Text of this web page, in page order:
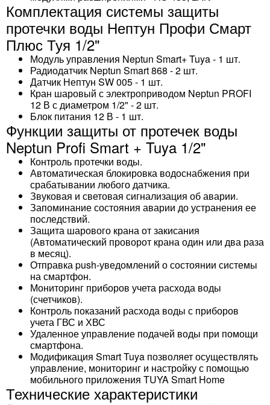
Комплектация системы защиты
протечки воды Нептун Профи Смарт
Плюс Туя 1/2"
Модуль управления Neptun Smart+ Tuya - 1 шт.
Радиодатчик Neptun Smart 868 - 2 шт.
Датчик Нептун SW 005 - 1 шт.
Кран шаровый с электроприводом Neptun PROFI
12 В с диаметром 1/2" - 2 шт.
Блок питания 12 В - 1 шт.
Функции защиты от протечек воды
Neptun Profi Smart + Tuya 1/2"
Контроль протечки воды.
Автоматическая блокировка водоснабжения при
срабатывании любого датчика.
Звуковая и световая сигнализация об аварии.
Запоминание состояния аварии до устранения ее
последствий.
Защита шарового крана от закисания
(Автоматический проворот крана один или два раза
в месяц).
Отправка push-уведомлений о состоянии системы
на смартфон.
Мониторинг приборов учета расхода воды
(счетчиков).
Контроль показаний расхода воды с приборов
учета ГВС и ХВС
Удаленное управление подачей воды при помощи
смартфона.
Модификация Smart Tuya позволяет осуществлять
управление, мониторинг и настройку с помощью
мобильного приложения TUYA Smart Home
Технические характеристики